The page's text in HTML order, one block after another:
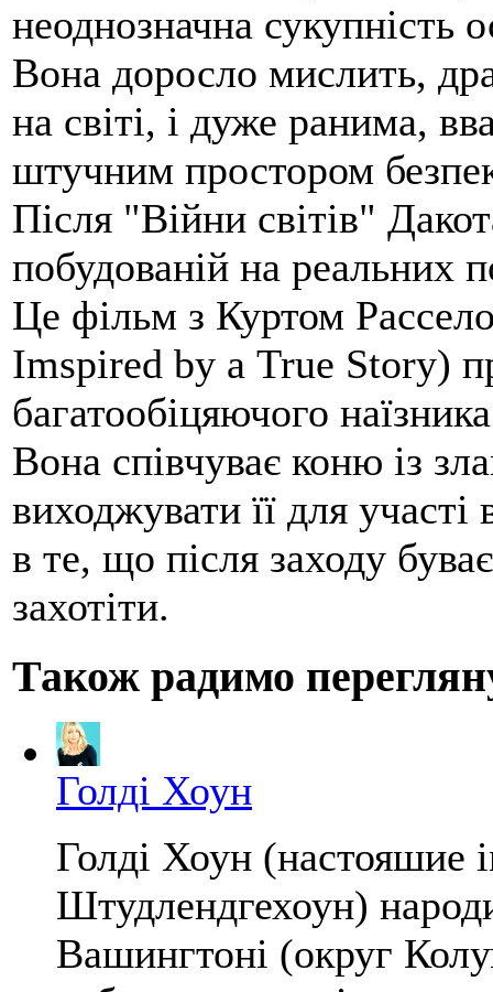
неоднозначна сукупність
Вона доросло мислить,
на світі, і дуже ранима,
штучним простором
Після "Війни світів"
побудованій на реальних
Це фільм з Куртом
Imspired by а True Story)
багатообіцяючого
Вона співчуває коню із
виходжувати її для
в те, що після заходу
захотіти.
Також радимо
Голді Хоун
Голді Хоун (настояшие
Штудлендгехоун)
Вашингтоні (округ